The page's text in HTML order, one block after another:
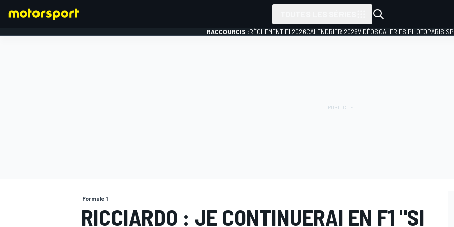
RACCOURCIS :RÈGLEMENT F1 2026CALENDRIER 2026VIDÉOSGALERIES PHOTOPARIS
Formule 1
RICCIARDO : JE CONTINUERAI EN F1 "SI